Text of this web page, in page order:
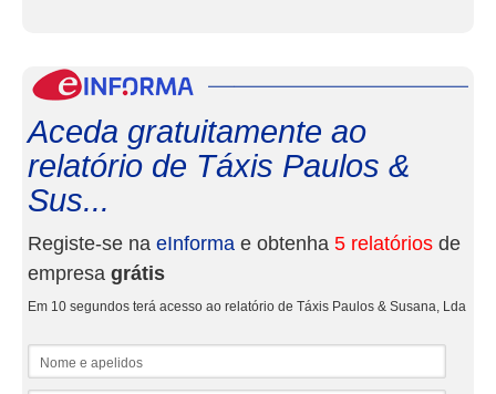
Aceda gratuitamente ao
relatório de Táxis Paulos &
Sus...
Registe-se na eInforma e obtenha 5 relatórios de
empresa grátis
Em 10 segundos terá acesso ao relatório de Táxis Paulos & Susana, Lda